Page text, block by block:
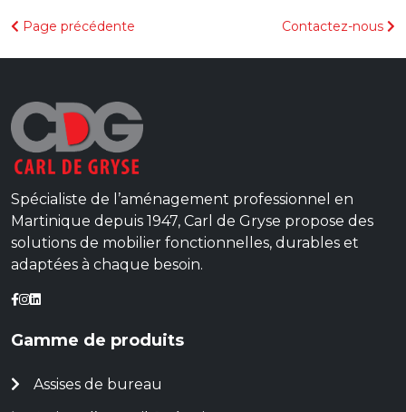
Page précédente Contactez-nous
Spécialiste de l’aménagement professionnel en
Martinique depuis 1947, Carl de Gryse propose des
solutions de mobilier fonctionnelles, durables et
adaptées à chaque besoin.
Gamme de produits
Assises de bureau